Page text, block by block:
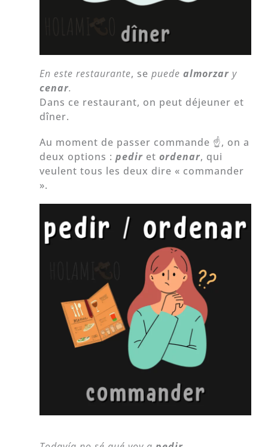
En este restaurante, sepuedealmorzar y
cenar.
Dans ce restaurant, on peut déjeuner et
dîner.
Au moment de passer commande ☝️, on a
deux options :pedir etordenar, qui
veulent tous les deux dire « commander
».